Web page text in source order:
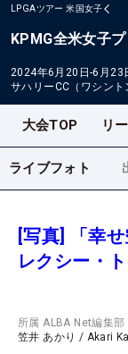
LPGAツアー 米国女子
KPMG全米女子
2024年6月20日-6月23
サハリーCC（ワシント
大会TOP リ
ライブフォト
[写真] 「幸
レクシー・
所属ALBA Net編集部
笠井 あかり / Akari